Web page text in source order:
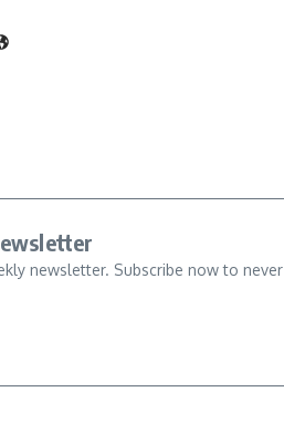
newsletter. Subscribe now to